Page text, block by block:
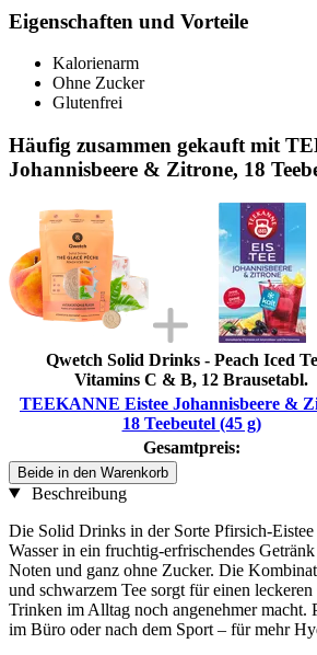
Eigenschaften und Vorteile
Kalorienarm
Ohne Zucker
Glutenfrei
Häufig zusammen gekauft mit
Johannisbeere & Zitrone, 18
Qwetch Solid Drinks - Peach Iced
Vitamins C & B, 12 Brausetabl.
TEEKANNE Eistee Johannisbeere &
18 Teebeutel (45 g)
Gesamtpreis:
Beide in den Warenkorb
Beschreibung
Die Solid Drinks in der Sorte Pfirsich-
Wasser in ein fruchtig-erfrischendes
Noten und ganz ohne Zucker. Die
und schwarzem Tee sorgt für einen
Trinken im Alltag noch angenehmer macht.
im Büro oder nach dem Sport – für mehr